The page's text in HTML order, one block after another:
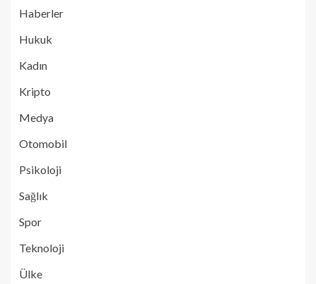
Haberler
Hukuk
Kadın
Kripto
Medya
Otomobil
Psikoloji
Sağlık
Spor
Teknoloji
Ülke